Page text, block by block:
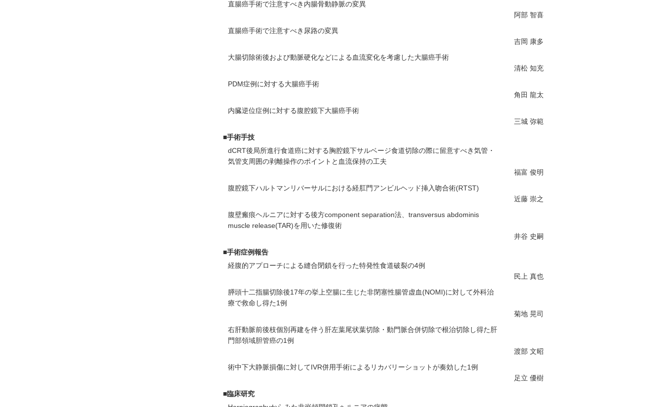
直腸癌手術で注意すべき内腸骨動静脈の変異
阿部 智喜
直腸癌手術で注意すべき尿路の変異
吉岡 康多
大腸切除術後および動脈硬化などによる血流変化を考慮した大腸癌手術
清松 知充
PDM症例に対する大腸癌手術
角田 龍太
内臓逆位症例に対する腹腔鏡下大腸癌手術
三城 弥範
■手術手技
dCRT後局所進行食道癌に対する胸腔鏡下サルベージ食道切除の際に留意すべき気管・
気管支周囲の剥離操作のポイントと血流保持の工夫
福富 俊明
腹腔鏡下ハルトマンリバーサルにおける経肛門アンビルヘッド挿入吻合術(RTST)
近藤 崇之
腹壁瘢痕ヘルニアに対する後方component separation法、transversus abdominis
muscle release(TAR)を用いた修復術
井谷 史嗣
■手術症例報告
経腹的アプローチによる縫合閉鎖を行った特発性食道破裂の4例
民上 真也
膵頭十二指腸切除後17年の挙上空腸に生じた非閉塞性腸管虚血(NOMI)に対して外科治
療で救命し得た1例
菊地 晃司
右肝動脈前後枝個別再建を伴う肝左葉尾状葉切除・動門脈合併切除で根治切除し得た肝
門部領域胆管癌の1例
渡部 文昭
術中下大静脈損傷に対してIVR併用手術によるリカバリーショットが奏効した1例
足立 優樹
■臨床研究